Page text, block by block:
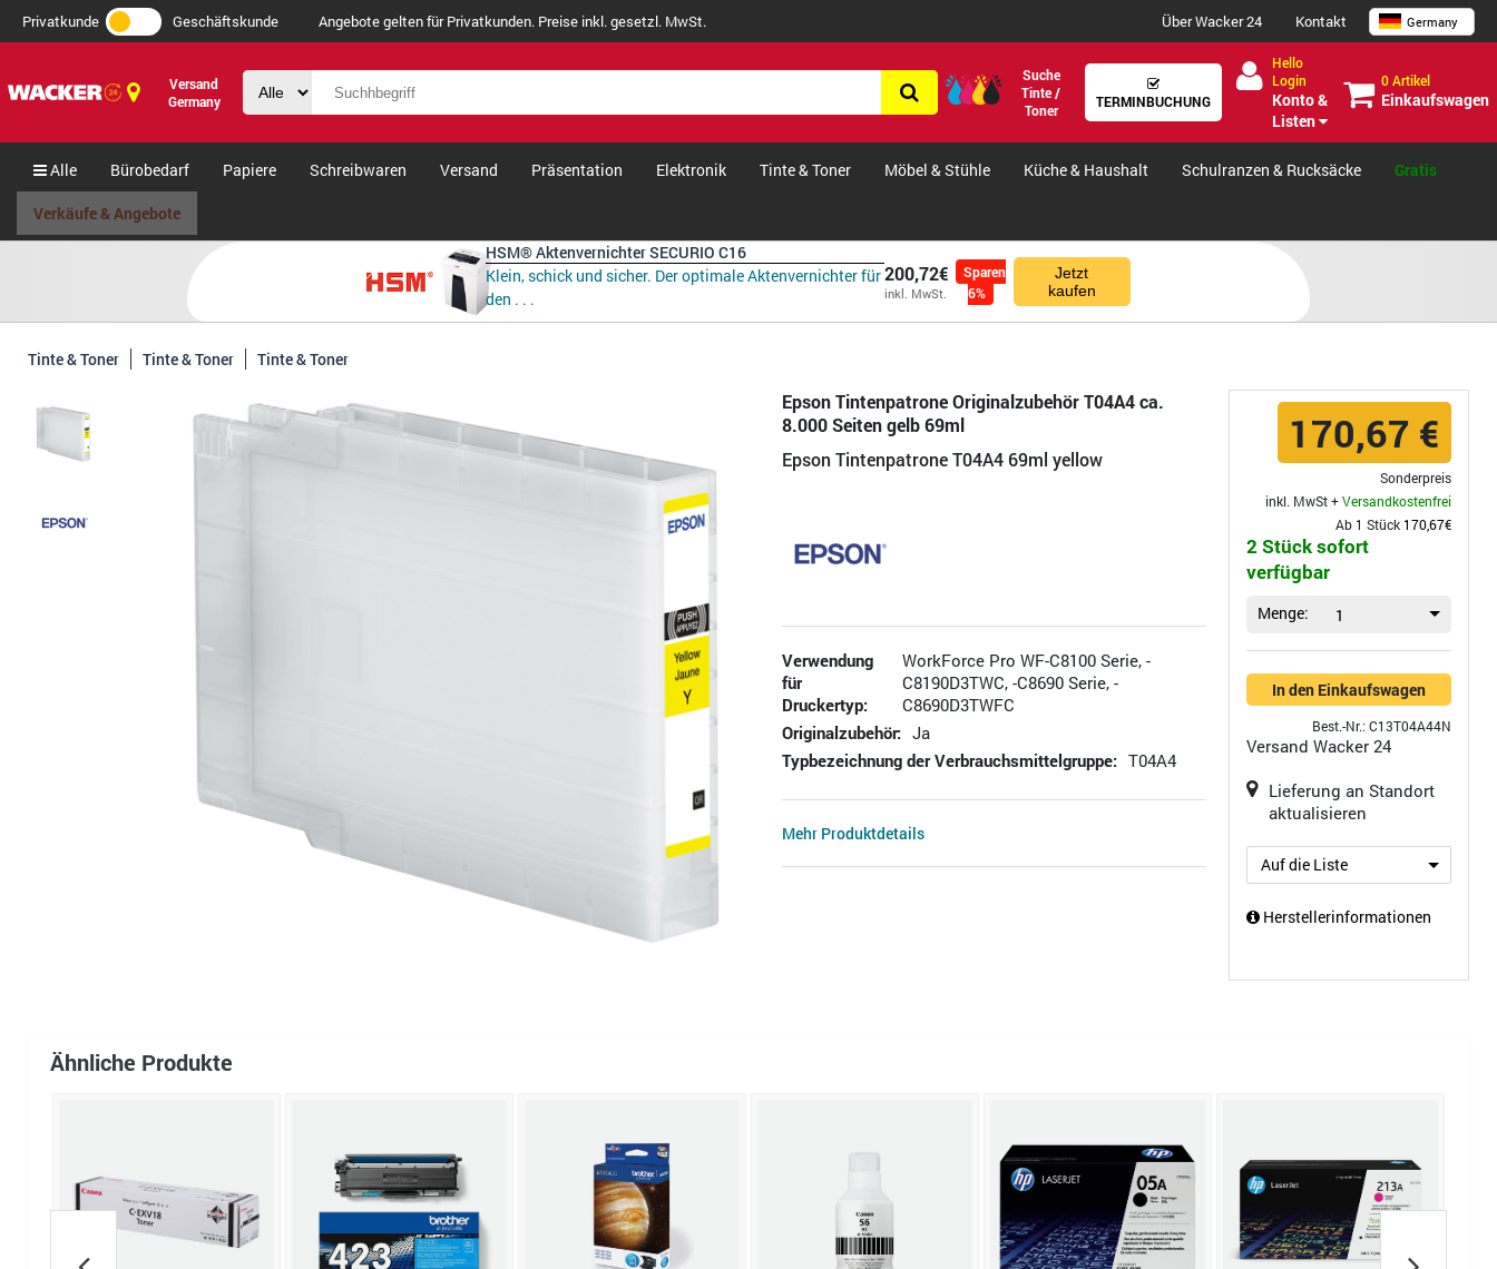
Privatkunde Geschäftskunde Angebote gelten für Privatkunden. Preise inkl. gesetzl. MwSt. Über Wacker 24 Kontakt Germany
Versand
Germany
Suche
Tinte /
Toner
TERMINBUCHUNG
Hello
Login
Konto &
Listen
0 Artikel
Einkaufswagen
Alle Bürobedarf Papiere Schreibwaren Versand Präsentation Elektronik Tinte & Toner Möbel & Stühle Küche & Haushalt Schulranzen & Rucksäcke Gratis
Verkäufe & Angebote
HSM® Aktenvernichter SECURIO C16
Klein, schick und sicher. Der optimale Aktenvernichter für
den . . .
200,72€
inkl. MwSt.
Sparen
6%
Jetzt
kaufen
Tinte & Toner Tinte & Toner Tinte & Toner
Epson Tintenpatrone Originalzubehör T04A4 ca.
8.000 Seiten gelb 69ml
Epson Tintenpatrone T04A4 69ml yellow
Verwendung
für
Druckertyp:
WorkForce Pro WF-C8100 Serie, -
C8190D3TWC, -C8690 Serie, -
C8690D3TWFC
Originalzubehör: Ja
Typbezeichnung der Verbrauchsmittelgruppe: T04A4
Mehr Produktdetails
170,67 €
Sonderpreis
inkl. MwSt +Versandkostenfrei
Ab 1 Stück 170,67€
2 Stück sofort
verfügbar
Menge: 1
In den Einkaufswagen
Best.-Nr.: C13T04A44N
Versand Wacker 24
Lieferung an Standort
aktualisieren
Auf die Liste
Herstellerinformationen
Ähnliche Produkte